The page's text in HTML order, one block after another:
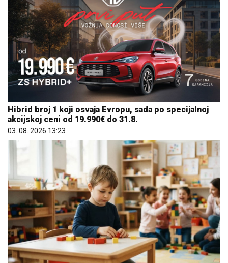
Hibrid broj 1 koji osvaja Evropu, sada po specijalnoj
akcijskoj ceni od 19.990€ do 31.8.
03. 08. 2026 13:23